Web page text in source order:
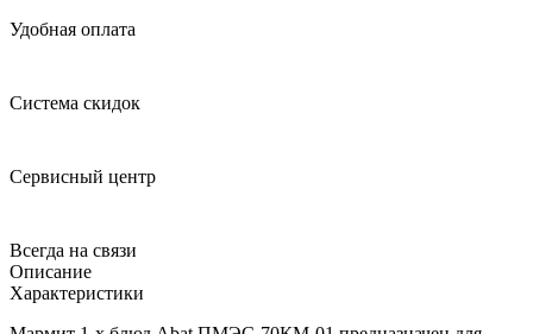
Удобная оплата
Система скидок
Сервисный центр
Всегда на связи
Описание
Характеристики